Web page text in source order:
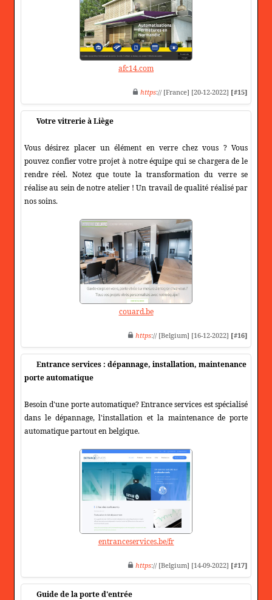
afc14.com
https:// [France] [20-12-2022] [#15]
Votre vitrerie à Liège
Vous désirez placer un élément en verre chez vous ? Vous
pouvez confier votre projet à notre équipe qui se chargera de le
rendre réel. Notez que toute la transformation du verre se
réalise au sein de notre atelier ! Un travail de qualité réalisé par
nos soins.
couard.be
https:// [Belgium] [16-12-2022] [#16]
Entrance services : dépannage, installation, maintenance
porte automatique
Besoin d'une porte automatique? Entrance services est spécialisé
dans le dépannage, l'installation et la maintenance de porte
automatique partout en belgique.
entranceservices.be/fr
https:// [Belgium] [14-09-2022] [#17]
Guide de la porte d'entrée